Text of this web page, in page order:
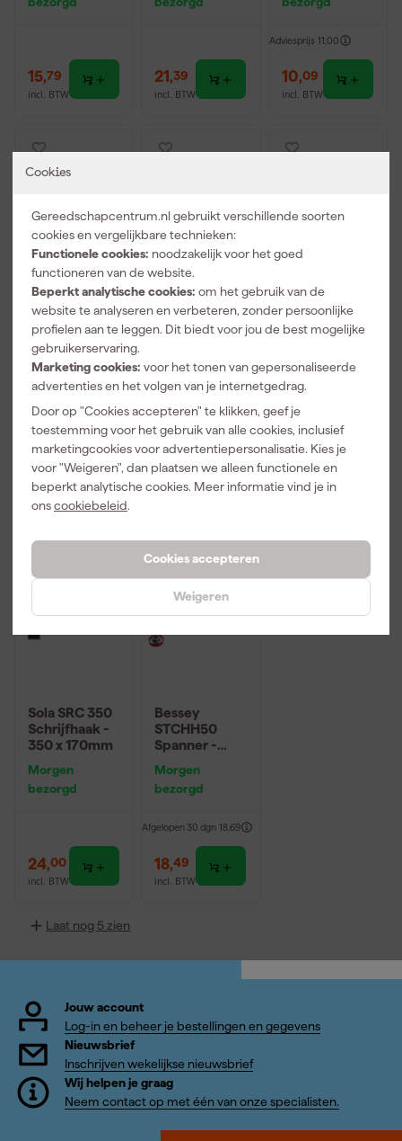
Cookies
Gereedschapcentrum.nl gebruikt verschillende soorten
cookies en vergelijkbare technieken:
Functionele cookies: noodzakelijk voor het goed
functioneren van de website.
Beperkt analytische cookies: om het gebruik van de
website te analyseren en verbeteren, zonder persoonlijke
profielen aan te leggen. Dit biedt voor jou de best mogelijke
gebruikerservaring.
Marketing cookies: voor het tonen van gepersonaliseerde
advertenties en het volgen van je internetgedrag.
Door op "Cookies accepteren" te klikken, geef je
toestemming voor het gebruik van alle cookies, inclusief
marketingcookies voor advertentiepersonalisatie. Kies je
voor "Weigeren", dan plaatsen we alleen functionele en
beperkt analytische cookies. Meer informatie vind je in
onscookiebeleid.
Cookies accepteren
Weigeren
voor EASY /
15,79
incl. BTW
Bruin
21,39
incl. BTW
Wit
na droging) -
750gr
Adviesprijs 11,00
10,09
incl. BTW
Griffon
6305129
Houtlijm Fiber
- 750gr
Morgen
bezorgd
39,79
incl. BTW
Griffon
6305076
PVAC ES30 -
250gr
Morgen
bezorgd
6,69
incl. BTW
Sola SRC 500
Schrijfhaak -
Morgen
bezorgd
29,00
incl. BTW
Sola SRC 350
Schrijfhaak -
350 x 170mm
Morgen
bezorgd
24,00
incl. BTW
Bessey
STCHH50
Spanner -
40mm
Morgen
bezorgd
Afgelopen 30 dgn 18,69
18,49
incl. BTW
Laat nog 5 zien
Jouw account
Log-in en beheer je bestellingen en gegevens
Nieuwsbrief
Inschrijven wekelijkse nieuwsbrief
Wij helpen je graag
Neem contact op met één van onze specialisten.